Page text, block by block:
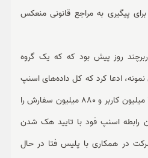
پیگیری به مراجع قانونی منعکس
20 میلیون کاربرچند روز پیش بود که که یک گروه
نمونه، ادعا کرد که کل داده‌های اسنپ
فود، شامل اطلاعات بیش از 20 میلیون کاربر و 880 میلیون سفارش را
رابطه اسنپ فود با تایید هک شدن
در همکاری با پلیس فتا در حال